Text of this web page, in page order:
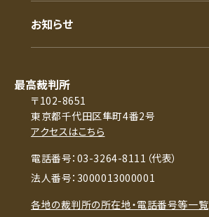
お知らせ
最高裁判所
〒102-8651
東京都千代田区隼町4番2号
アクセスはこちら
電話番号：03-3264-8111（代表）
法人番号：3000013000001
各地の裁判所の所在地・電話番号等一覧